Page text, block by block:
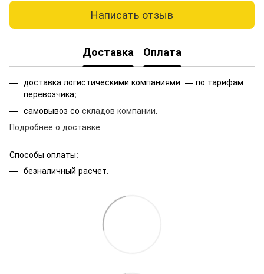
Написать отзыв
Доставка Оплата
доставка логистическими компаниями — по тарифам
перевозчика;
самовывоз со складов компании.
Подробнее о доставке
Способы оплаты:
безналичный расчет.